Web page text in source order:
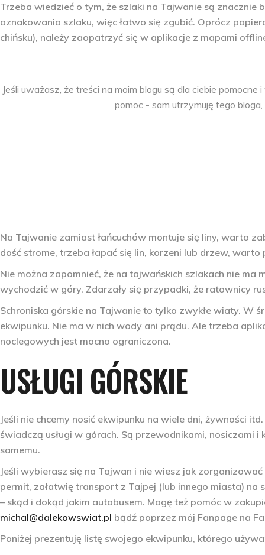
Trzeba wiedzieć o tym, że szlaki na Tajwanie są
oznakowania szlaku, więc łatwo się zgubić. Oprócz
chińsku), należy zaopatrzyć się w aplikacje z mapami
Jeśli uważasz, że treści na moim blogu są dla ciebie
pomoc - sam utrzymuję tego
Na Tajwanie zamiast łańcuchów montuje się liny, warto
dość strome, trzeba łapać się lin, korzeni lub drzew, warto
Nie można zapomnieć, że na tajwańskich szlakach nie
wychodzić w góry. Zdarzały się przypadki, że ratownicy
Schroniska górskie na Tajwanie to tylko zwykłe wiaty. W
ekwipunku. Nie ma w nich wody ani prądu. Ale trzeba
noclegowych jest mocno ograniczona.
USŁUGI GÓRSKIE
Jeśli nie chcemy nosić ekwipunku na wiele dni, żywności
świadczą usługi w górach. Są przewodnikami, nosiczami
samemu.
Jeśli wybierasz się na Tajwan i nie wiesz jak
permit, załatwię transport z Tajpej (lub innego miasta)
– skąd i dokąd jakim autobusem. Mogę też pomóc w
michal@dalekowswiat.pl bądź poprzez mój Fanpage na
Poniżej prezentuję listę swojego ekwipunku, którego